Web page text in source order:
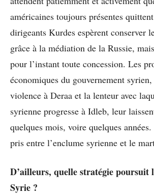
américaines toujours présentes
dirigeants Kurdes espèrent conserver
grâce à la médiation de la Russie,
pour l’instant toute concession. Les
économiques du gouvernement
violence à Deraa et la lenteur avec
syrienne progresse à Idleb, leur
quelques mois, voire quelques
pris entre l’enclume syrienne et le
D’ailleurs, quelle stratégie poursuit
Syrie ?